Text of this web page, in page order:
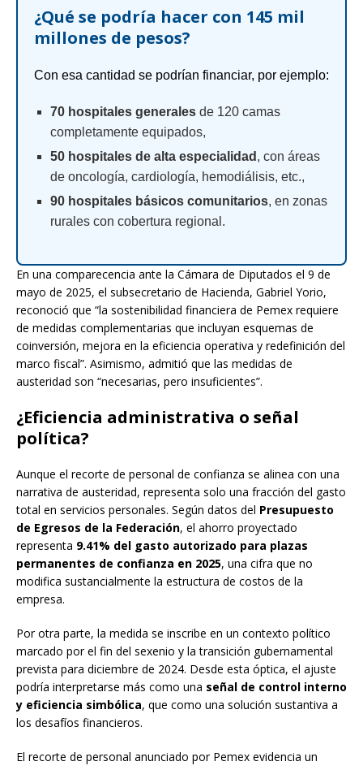
¿Qué se podría hacer con 145 mil
millones de pesos?
Con esa cantidad se podrían financiar, por ejemplo:
70 hospitales generales de 120 camas
completamente equipados,
50 hospitales de alta especialidad , con áreas
de oncología, cardiología, hemodiálisis, etc.,
90 hospitales básicos comunitarios, en zonas
rurales con cobertura regional.
En una comparecencia ante la Cámara de Diputados el 9 de
mayo de 2025, el subsecretario de Hacienda, Gabriel Yorio,
reconoció que “la sostenibilidad financiera de Pemex requiere
de medidas complementarias que incluyan esquemas de
coinversión, mejora en la eficiencia operativa y redefinición del
marco fiscal”. Asimismo, admitió que las medidas de
austeridad son “necesarias, pero insuficientes”.
¿Eficiencia administrativa o señal
política?
Aunque el recorte de personal de confianza se alinea con una
narrativa de austeridad, representa solo una fracción del gasto
total en servicios personales. Según datos del Presupuesto
de Egresos de la Federación, el ahorro proyectado
representa 9.41% del gasto autorizado para plazas
permanentes de confianza en 2025, una cifra que no
modifica sustancialmente la estructura de costos de la
empresa.
Por otra parte, la medida se inscribe en un contexto político
marcado por el fin del sexenio y la transición gubernamental
prevista para diciembre de 2024. Desde esta óptica, el ajuste
podría interpretarse más como una señal de control interno
y eficiencia simbólica, que como una solución sustantiva a
los desafíos financieros.
El recorte de personal anunciado por Pemex evidencia un